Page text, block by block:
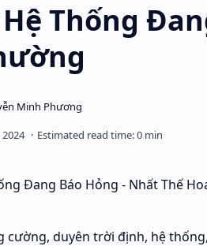
Thống
cường, duyên trời định, hệ thống,